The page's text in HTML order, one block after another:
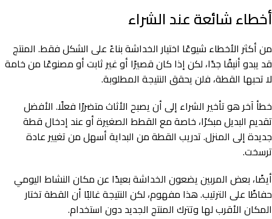
أخطاء شائعة عند الشراء
من أكثر الأخطاء شيوعًا اختيار الخداشة بناءً على الشكل فقط. المنتج
قد يبدو أنيقًا جدًا، لكن إذا كان قصيرًا أو غير ثابت أو مصنوعًا من خامة
لا تحبها القطة، فلن يحقق النتيجة المطلوبة.
خطأ آخر هو تأخير الشراء إلى أن يصبح الأثاث متضررًا فعلًا. الأفضل
تقديم البديل مبكرًا، خاصة مع القطط الصغيرة أو عند إدخال قطة
جديدة إلى المنزل. تدريب القطة من البداية أسهل من تغيير عادة
ترسخت.
أيضًا، بعض المربين يضعون الخداشة بعيدًا عن مكان النشاط اليومي
حفاظًا على الترتيب. هذا مفهوم، لكن النتيجة غالبًا أن القطة تختار
المكان الأقرب لها وتترك المنتج الجديد دون استخدام.